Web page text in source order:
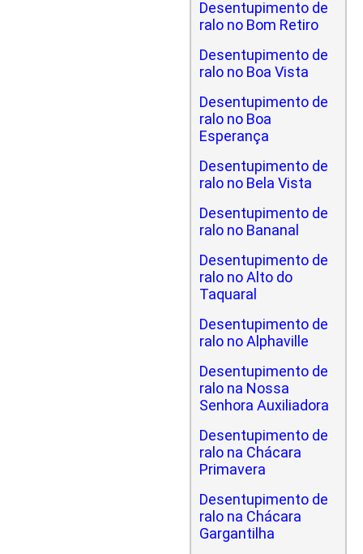
Desentupimento de
ralo no Bom Retiro
Desentupimento de
ralo no Boa Vista
Desentupimento de
ralo no Boa
Esperança
Desentupimento de
ralo no Bela Vista
Desentupimento de
ralo no Bananal
Desentupimento de
ralo no Alto do
Taquaral
Desentupimento de
ralo no Alphaville
Desentupimento de
ralo na Nossa
Senhora Auxiliadora
Desentupimento de
ralo na Chácara
Primavera
Desentupimento de
ralo na Chácara
Gargantilha